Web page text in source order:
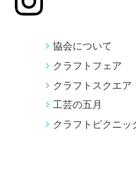
協会について
クラフトフェア
クラフトスクエア
工芸の五月
クラフトピクニッ